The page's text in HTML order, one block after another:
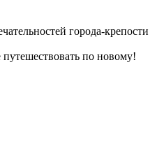
города-крепости
по новому!